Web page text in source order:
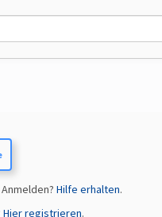
Hilfe erhalten.
Hier registrieren.